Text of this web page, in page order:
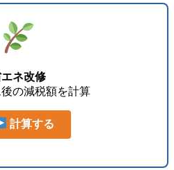
ネ改修
の減税額を計算
計算する